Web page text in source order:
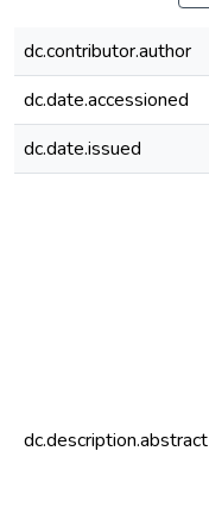
dc.contributor.author
dc.date.accessioned
dc.date.issued
dc.description.abstract